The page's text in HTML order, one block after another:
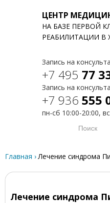
ЦЕНТР
НА БАЗЕ ПЕРВОЙ
РЕАБИЛИТАЦИИ В
Запись на
+7 495 77
Запись на
+7 936 555
пн-сб 10:00-20:00,
Главная ›Лечение синдрома
Лечение синдрома